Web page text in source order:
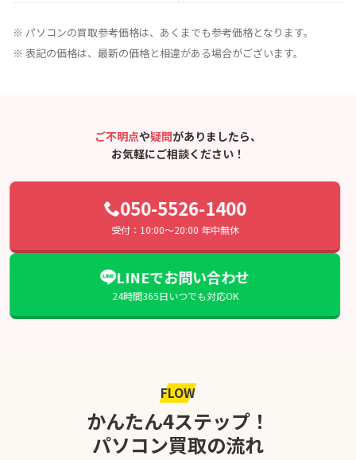
※ パソコンの買取参考価格は、あくまでも参考価格となります。
※ 表記の価格は、最新の価格と相違がある場合がございます。
ご不明点や疑問がありましたら、
お気軽にご相談ください！
050-5526-1400
受付：10:00〜20:00 年中無休
LINEでお問い合わせ
24時間365日いつでも対応OK
FLOW
かんたん4ステップ！
パソコン買取の流れ